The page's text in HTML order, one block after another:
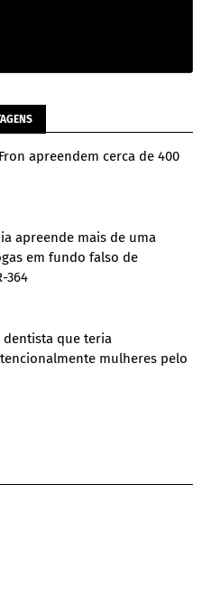
apreendem cerca de 400
apreende mais de uma
em fundo falso de
364
dentista que teria
mulheres pelo